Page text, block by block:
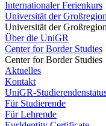
Internationaler Ferienkurs
Universität der Großregion
Universität der Großregion
Über die UniGR
Center for Border Studies
Center for Border Studies
Aktuelles
Kontakt
UniGR-
Für Studierende
Für Lehrende